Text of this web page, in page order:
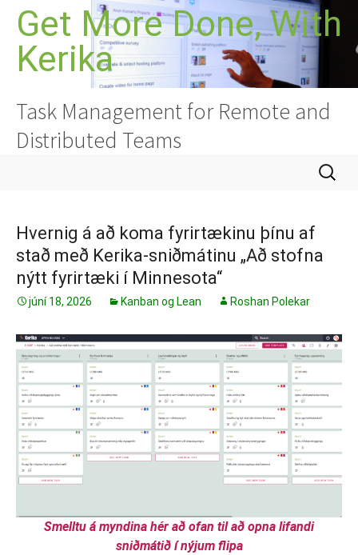
HoppaGet More Done, With
Kerika
Task Management for Remote and
Distributed Teams
Leita
að:
Hvernig á að koma fyrirtækinu þínu af
stað með Kerika-sniðmátinu „Að stofna
nýtt fyrirtæki í Minnesota“
júní 18, 2026 Kanban og Lean Roshan Polekar
Smelltu á myndina hér að ofan til að opna lifandi
sniðmátið í nýjum flipa